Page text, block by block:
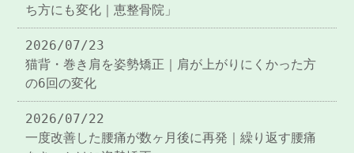
ち方にも変化｜恵整骨院」
2026/07/23
猫背・巻き肩を姿勢矯正｜肩が上がりにくかった方
の6回の変化
2026/07/22
一度改善した腰痛が数ヶ月後に再発｜繰り返す腰痛